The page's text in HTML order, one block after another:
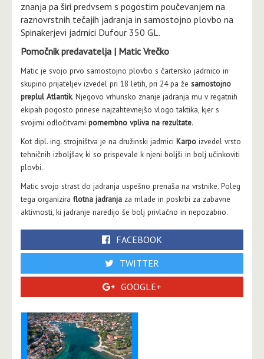
znanja pa širi predvsem s pogostim poučevanjem na
raznovrstnih tečajih jadranja in samostojno plovbo na
Spinakerjevi jadrnici Dufour 350 GL.
Pomočnik predavatelja | Matic Vrečko
Matic je svojo prvo samostojno plovbo s čartersko jadrnico in
skupino prijateljev izvedel pri 18 letih, pri 24 pa že samostojno
preplul Atlantik. Njegovo vrhunsko znanje jadranja mu v regatnih
ekipah pogosto prinese najzahtevnejšo vlogo taktika, kjer s
svojimi odločitvami pomembno vpliva na rezultate.
Kot dipl. ing. strojništva je na družinski jadrnici Karpo izvedel vrsto
tehničnih izboljšav, ki so prispevale k njeni boljši in bolj učinkoviti
plovbi.
Matic svojo strast do jadranja uspešno prenaša na vrstnike. Poleg
tega organizira flotna jadranja za mlade in poskrbi za zabavne
aktivnosti, ki jadranje naredijo še bolj privlačno in nepozabno.
FACEBOOK
TWITTER
GOOGLE+